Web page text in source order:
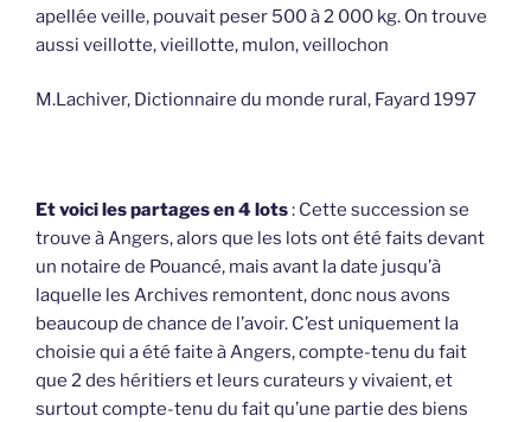
apellée veille, pouvait peser 500 à 2 000 kg. On trouve
aussi veillotte, vieillotte, mulon, veillochon
M.Lachiver, Dictionnaire du monde rural, Fayard 1997
Et voici les partages en 4 lots: Cette succession se
trouve à Angers, alors que les lots ont été faits devant
un notaire de Pouancé, mais avant la date jusqu’à
laquelle les Archives remontent, donc nous avons
beaucoup de chance de l’avoir. C’est uniquement la
choisie qui a été faite à Angers, compte-tenu du fait
que 2 des héritiers et leurs curateurs y vivaient, et
surtout compte-tenu du fait qu’une partie des biens